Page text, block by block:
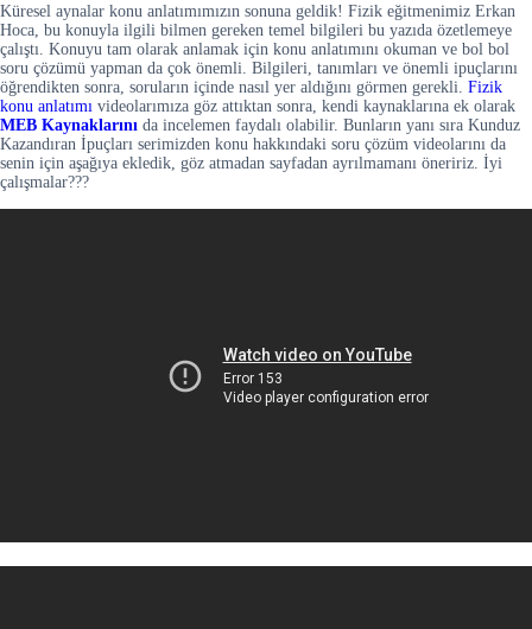
Küresel aynalar konu anlatımımızın sonuna geldik! Fizik eğitmenimiz Erkan
Hoca, bu konuyla ilgili bilmen gereken temel bilgileri bu yazıda özetlemeye
çalıştı. Konuyu tam olarak anlamak için konu anlatımını okuman ve bol bol
soru çözümü yapman da çok önemli. Bilgileri, tanımları ve önemli ipuçlarını
öğrendikten sonra, soruların içinde nasıl yer aldığını görmen gerekli. Fizik
konu anlatımı videolarımıza göz attıktan sonra, kendi kaynaklarına ek olarak
MEB Kaynaklarını da incelemen faydalı olabilir. Bunların yanı sıra Kunduz
Kazandıran İpuçları serimizden konu hakkındaki soru çözüm videolarını da
senin için aşağıya ekledik, göz atmadan sayfadan ayrılmamanı öneririz. İyi
çalışmalar???